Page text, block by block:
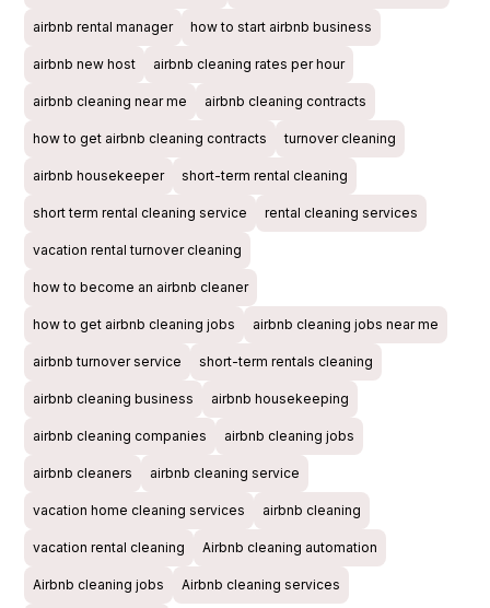
airbnb rental manager how to start airbnb business
airbnb new host airbnb cleaning rates per hour
airbnb cleaning near me airbnb cleaning contracts
how to get airbnb cleaning contracts turnover cleaning
airbnb housekeeper short-term rental cleaning
short term rental cleaning service rental cleaning services
vacation rental turnover cleaning
how to become an airbnb cleaner
how to get airbnb cleaning jobs airbnb cleaning jobs near me
airbnb turnover service short-term rentals cleaning
airbnb cleaning business airbnb housekeeping
airbnb cleaning companies airbnb cleaning jobs
airbnb cleaners airbnb cleaning service
vacation home cleaning services airbnb cleaning
vacation rental cleaning Airbnb cleaning automation
Airbnb cleaning jobs Airbnb cleaning services